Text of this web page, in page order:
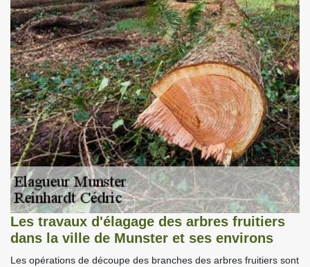
Les travaux d'élagage des arbres fruitiers
dans la ville de Munster et ses environs
Les opérations de découpe des branches des arbres fruitiers sont